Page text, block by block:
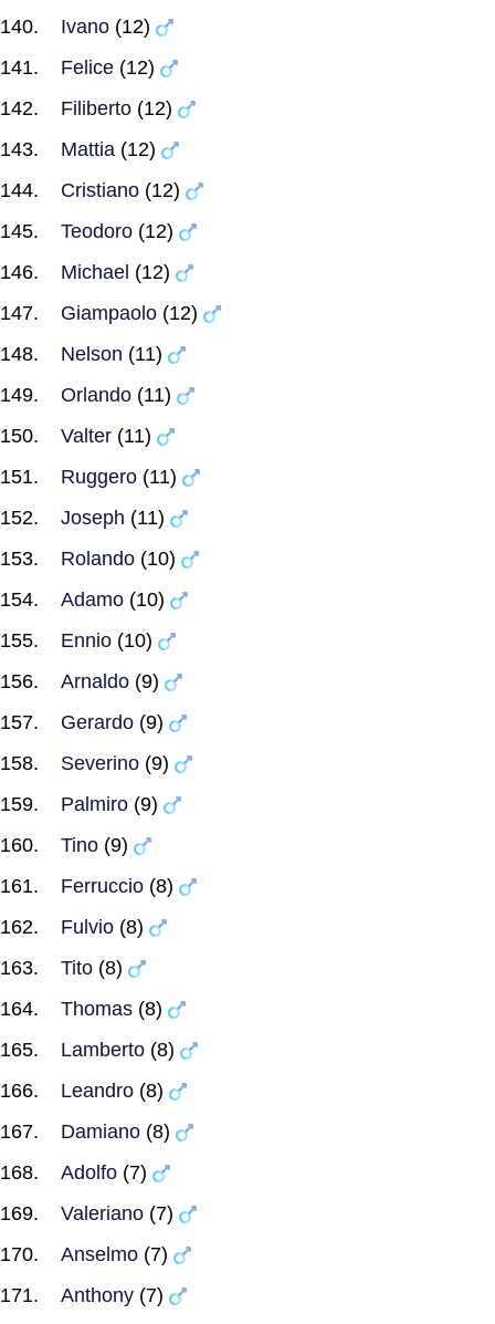
Ivano (12)
Felice (12)
Filiberto (12)
Mattia (12)
Cristiano (12)
Teodoro (12)
Michael (12)
Giampaolo (12)
Nelson (11)
Orlando (11)
Valter (11)
Ruggero (11)
Joseph (11)
Rolando (10)
Adamo (10)
Ennio (10)
Arnaldo (9)
Gerardo (9)
Severino (9)
Palmiro (9)
Tino (9)
Ferruccio (8)
Fulvio (8)
Tito (8)
Thomas (8)
Lamberto (8)
Leandro (8)
Damiano (8)
Adolfo (7)
Valeriano (7)
Anselmo (7)
Anthony (7)